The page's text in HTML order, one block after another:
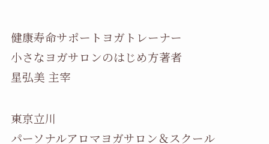
健康寿命サポートヨガトレーナー
小さなヨガサロンのはじめ方著者
星弘美 主宰
東京立川
パーソナルアロマヨガサロン＆スクール